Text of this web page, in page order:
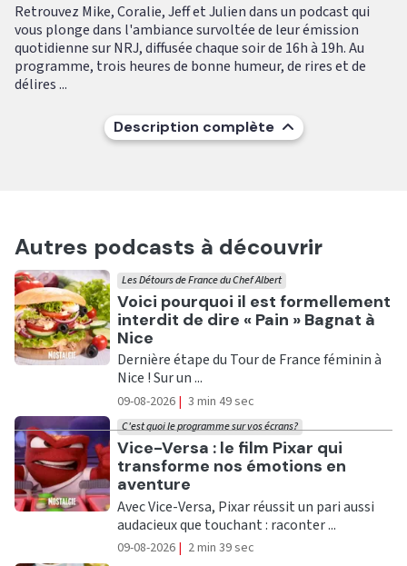
Retrouvez Mike, Coralie, Jeff et Julien dans un podcast qui
vous plonge dans l'ambiance survoltée de leur émission
quotidienne sur NRJ, diffusée chaque soir de 16h à 19h. Au
programme, trois heures de bonne humeur, de rires et de
délires ...
Description complète
Autres podcasts à découvrir
Ecouter
Voici pourquoi il est formellement
interdit de dire « Pain » Bagnat à
Nice
Les Détours de France du Chef Albert
Dernière étape du Tour de France féminin à
Nice ! Sur un ...
09-08-2026 | 3 min 49 sec
Ecouter
Vice-Versa : le film Pixar qui
transforme nos émotions en
aventure
C'est quoi le programme sur vos écrans?
Avec Vice-Versa, Pixar réussit un pari aussi
audacieux que touchant : raconter ...
09-08-2026 | 2 min 39 sec